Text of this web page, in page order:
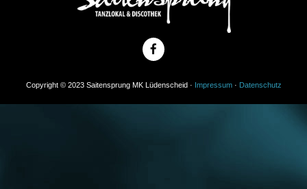
Copyright © 2023 Saitensprung MK Lüdenscheid · Impressum· Datenschutz